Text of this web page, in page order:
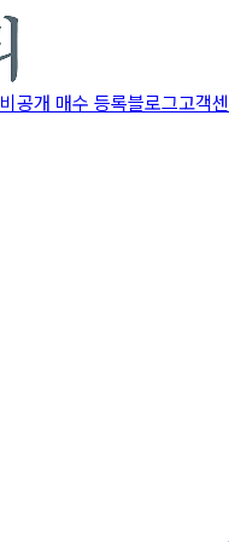
비공개 매수 등록블로그고객